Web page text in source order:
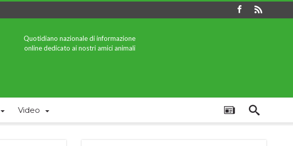
Quotidiano nazionale di informazione
online dedicato ai nostri amici animali
Video